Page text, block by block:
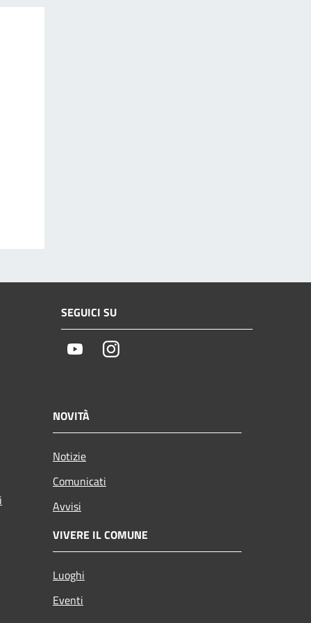
SEGUICI SU
YoutubeInstagram
NOVITÀ
Notizie
Comunicati
Avvisi
VIVERE IL COMUNE
Luoghi
Eventi